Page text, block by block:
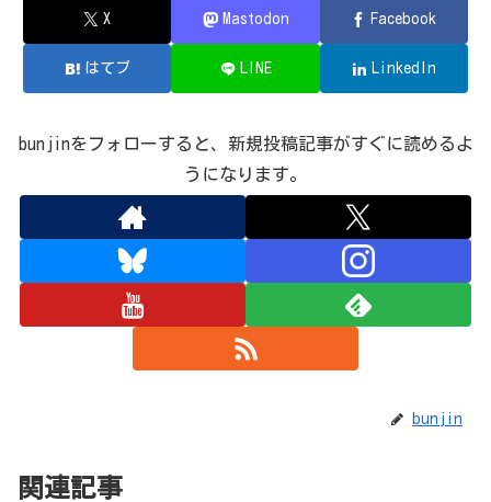
X Mastodon Facebook
はてブ LINE LinkedIn
bunjinをフォローすると、新規投稿記事がすぐに読めるよ
うになります。
bunjin
関連記事